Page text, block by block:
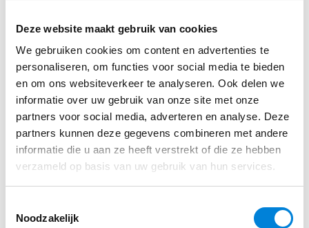
Deze website maakt gebruik van cookies
We gebruiken cookies om content en advertenties te
personaliseren, om functies voor social media te bieden
en om ons websiteverkeer te analyseren. Ook delen we
informatie over uw gebruik van onze site met onze
partners voor social media, adverteren en analyse. Deze
partners kunnen deze gegevens combineren met andere
informatie die u aan ze heeft verstrekt of die ze hebben
verzameld op basis van uw gebruik van hun services.
Noodzakelijk